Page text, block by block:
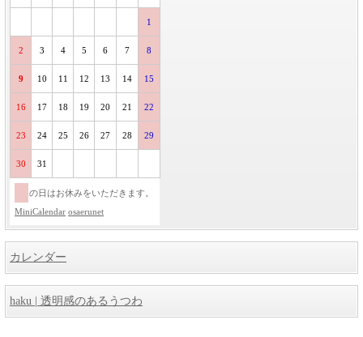
1
2 3 4 5 6 7 8
9 10 11 12 13 14 15
16 17 18 19 20 21 22
23 24 25 26 27 28 29
30 31
の日はお休みをいただきます。
MiniCalendar osaerunet
カレンダー
haku | 透明感のあるうつわ